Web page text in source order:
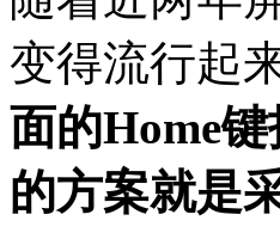
变得流行起
面的Home
的方案就是